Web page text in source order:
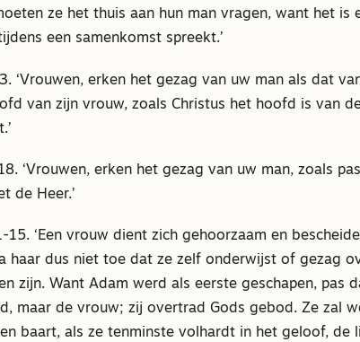
ze het thuis aan hun man vragen, want het is
een samenkomst spreekt.’
‘Vrouwen, erken het gezag van uw man als dat
van zijn vrouw, zoals Christus het hoofd is van
‘Vrouwen, erken het gezag van uw man, zoals
de Heer.’
15. ‘Een vrouw dient zich gehoorzaam en
haar dus niet toe dat ze zelf onderwijst of gezag
zijn. Want Adam werd als eerste geschapen, pas
maar de vrouw; zij overtrad Gods gebod. Ze zal
baart, als ze tenminste volhardt in het geloof, de